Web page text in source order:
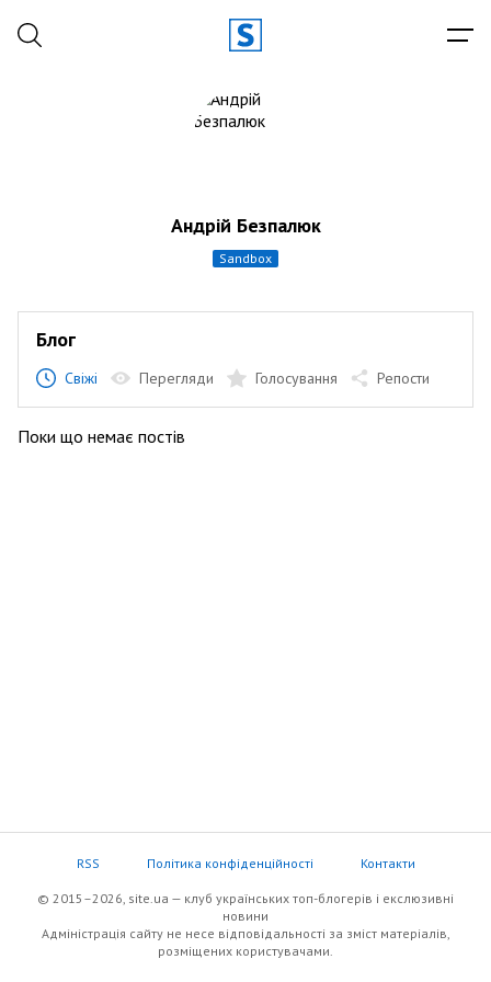
Андрій Безпалюк
sandbox
Блог
Свіжі Перегляди Голосування Репости
Поки що немає постів
RSS Політика конфіденційності Контакти
© 2015–2026, site.ua — клуб українських топ-блогерів i екслюзивнi
новини
Адміністрація сайту не несе відповідальності за зміст матеріалів,
розміщених користувачами.